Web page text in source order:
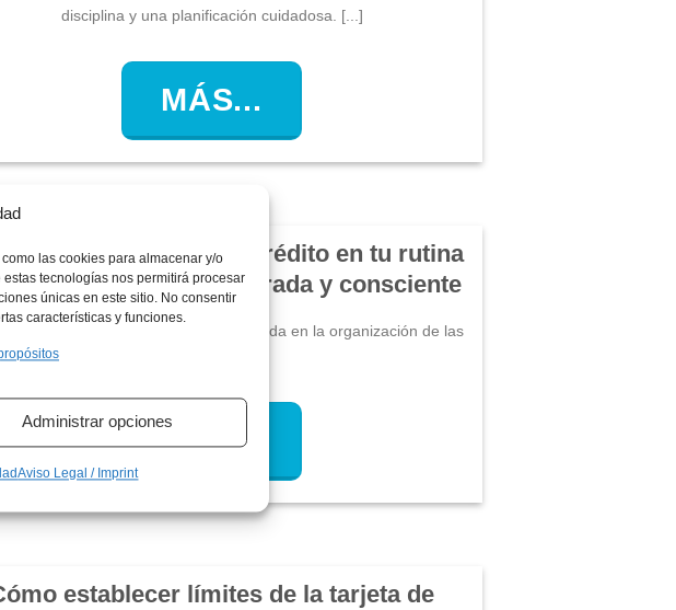
las cookies para almacenar y/o
tecnologías nos permitirá procesar
únicas en este sitio. No consentir
características y funciones.
Administrar opciones
Aviso Legal / Imprint
disciplina y una planificación cuidadosa. [...]
MÁS...
incluir la tarjeta de crédito en tu rutina
de forma equilibrada y consciente
de crédito puede ser una gran aliada en la organización de las
MÁS...
establecer límites de la tarjeta de